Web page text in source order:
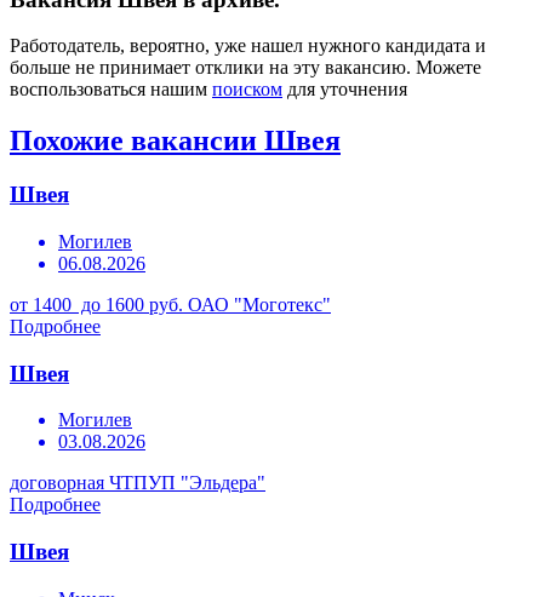
Работодатель, вероятно, уже нашел нужного кандидата и
больше не принимает отклики на эту вакансию. Можете
воспользоваться нашим поиском для уточнения
Похожие вакансии Швея
Швея
Могилев
06.08.2026
от 1400 до 1600 руб. ОАО "Моготекс"
Подробнее
Швея
Могилев
03.08.2026
договорная ЧТПУП "Эльдера"
Подробнее
Швея